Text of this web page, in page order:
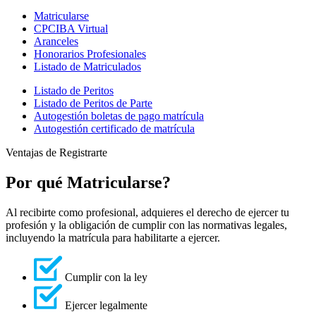
Matricularse
CPCIBA Virtual
Aranceles
Honorarios Profesionales
Listado de Matriculados
Listado de Peritos
Listado de Peritos de Parte
Autogestión boletas de pago matrícula
Autogestión certificado de matrícula
Ventajas de Registrarte
Por qué Matricularse?
Al recibirte como profesional, adquieres el derecho de ejercer tu
profesión y la obligación de cumplir con las normativas legales,
incluyendo la matrícula para habilitarte a ejercer.
Cumplir con la ley
Ejercer legalmente